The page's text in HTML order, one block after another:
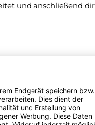
und anschließend